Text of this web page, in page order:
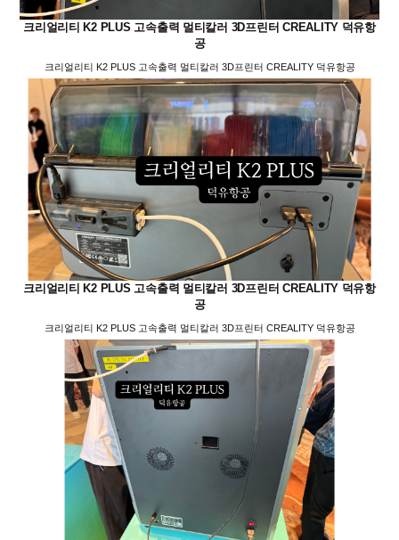
크리얼리티 K2 PLUS 고속출력 멀티칼러 3D프린터 CREALITY 덕유항
공
크리얼리티 K2 PLUS 고속출력 멀티칼러 3D프린터 CREALITY 덕유항공
크리얼리티 K2 PLUS 고속출력 멀티칼러 3D프린터 CREALITY 덕유항
공
크리얼리티 K2 PLUS 고속출력 멀티칼러 3D프린터 CREALITY 덕유항공